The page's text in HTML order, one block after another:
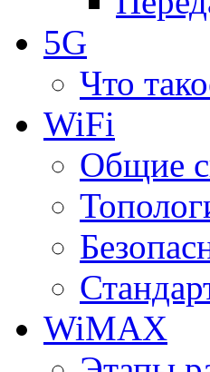
5G
Что
WiFi
Общие
WiMAX